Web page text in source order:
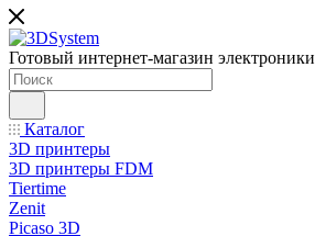
Готовый интернет-магазин электроники
Каталог
3D принтеры
3D принтеры FDM
Tiertime
Zenit
Picaso 3D